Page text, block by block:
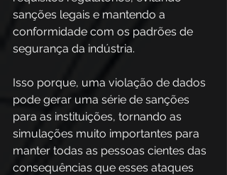
sanções legais e mantendo a
conformidade com os padrões de
segurança da indústria.
Isso porque, uma violação de dados
pode gerar uma série de sanções
para as instituições, tornando as
simulações muito importantes para
manter todas as pessoas cientes das
consequências que esses ataques